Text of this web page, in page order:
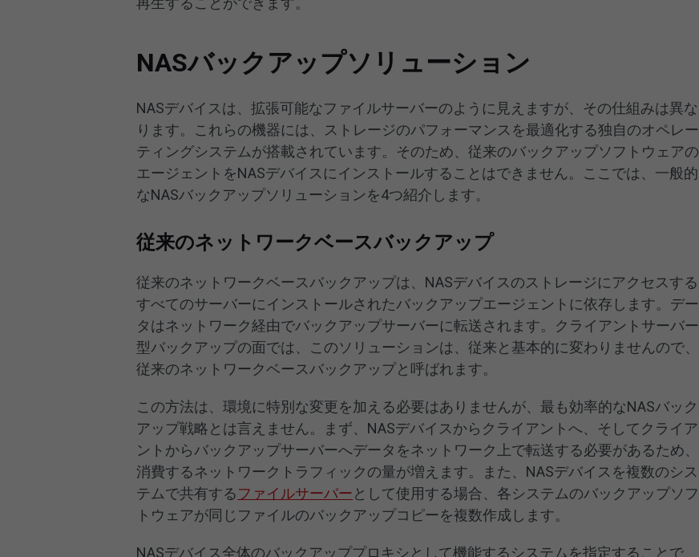
NASバックアップソリューション
NASデバイスは、拡張可能なファイルサーバーのように見えますが、その仕組みは異な
ります。これらの機器には、ストレージのパフォーマンスを最適化する独自のオペレー
ティングシステムが搭載されています。そのため、従来のバックアップソフトウェアの
エージェントをNASデバイスにインストールすることはできません。ここでは、一般的
なNASバックアップソリューションを4つ紹介します。
従来のネットワークベースバックアップ
従来のネットワークベースバックアップは、NASデバイスのストレージにアクセスする
すべてのサーバーにインストールされたバックアップエージェントに依存します。デー
タはネットワーク経由でバックアップサーバーに転送されます。クライアントサーバー
型バックアップの面では、このソリューションは、従来と基本的に変わりませんので、
従来のネットワークベースバックアップと呼ばれます。
この方法は、環境に特別な変更を加える必要はありませんが、最も効率的なNASバック
アップ戦略とは言えません。まず、NASデバイスからクライアントへ、そしてクライア
ントからバックアップサーバーへデータをネットワーク上で転送する必要があるため、
消費するネットワークトラフィックの量が増えます。また、NASデバイスを複数のシス
テムで共有するファイルサーバーとして使用する場合、各システムのバックアップソフ
トウェアが同じファイルのバックアップコピーを複数作成します。
NASデバイス全体のバックアッププロキシとして機能するシステムを指定することで、